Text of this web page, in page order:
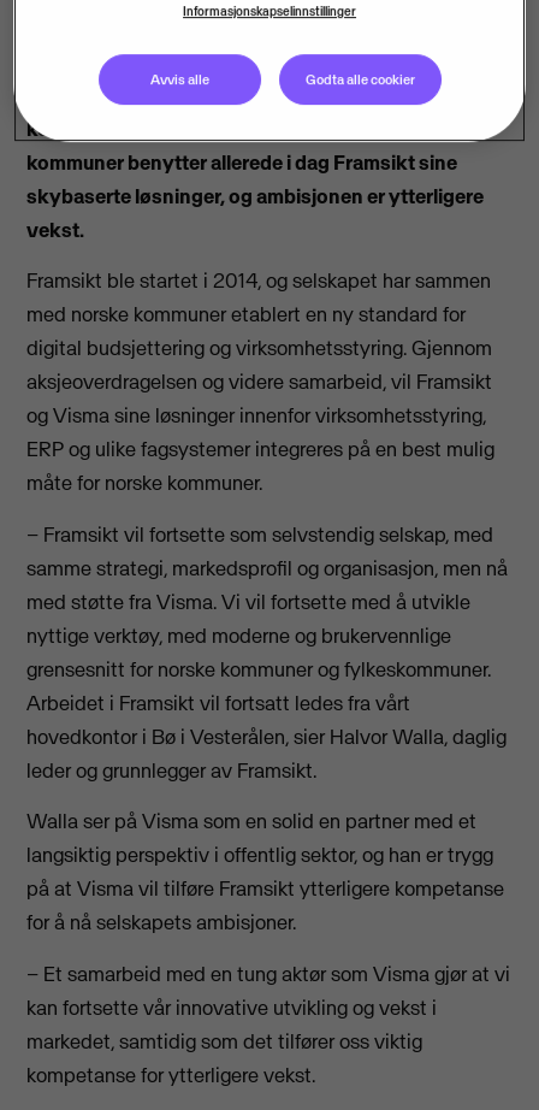
Visma kjøper 50,1% av aksjene i Framsikt AS, og
Visma styrker med det satsingen på digitalisering av
kommunal virksomhetsstyring. Mer enn 150
kommuner benytter allerede i dag Framsikt sine
skybaserte løsninger, og ambisjonen er ytterligere
vekst.
Framsikt ble startet i 2014, og selskapet har sammen
med norske kommuner etablert en ny standard for
digital budsjettering og virksomhetsstyring. Gjennom
aksjeoverdragelsen og videre samarbeid, vil Framsikt
og Visma sine løsninger innenfor virksomhetsstyring,
ERP og ulike fagsystemer integreres på en best mulig
måte for norske kommuner.
– Framsikt vil fortsette som selvstendig selskap, med
samme strategi, markedsprofil og organisasjon, men nå
med støtte fra Visma. Vi vil fortsette med å utvikle
nyttige verktøy, med moderne og brukervennlige
grensesnitt for norske kommuner og fylkeskommuner.
Arbeidet i Framsikt vil fortsatt ledes fra vårt
hovedkontor i Bø i Vesterålen, sier Halvor Walla, daglig
leder og grunnlegger av Framsikt.
Walla ser på Visma som en solid en partner med et
langsiktig perspektiv i offentlig sektor, og han er trygg
på at Visma vil tilføre Framsikt ytterligere kompetanse
for å nå selskapets ambisjoner.
– Et samarbeid med en tung aktør som Visma gjør at vi
kan fortsette vår innovative utvikling og vekst i
markedet, samtidig som det tilfører oss viktig
kompetanse for ytterligere vekst.
Informasjonskapselinnstillinger
Avvis alle Godta alle cookier